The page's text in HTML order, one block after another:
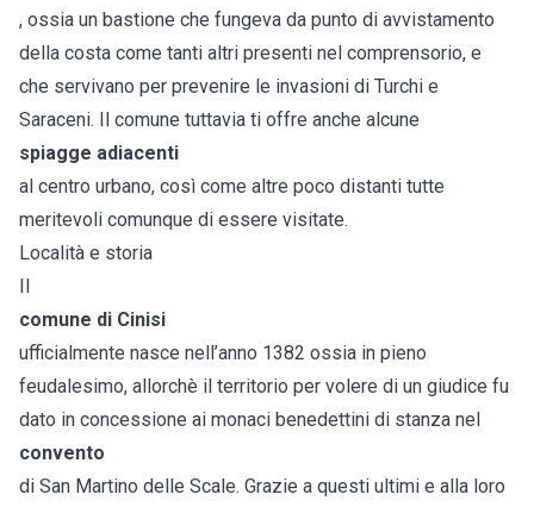
, ossia un bastione che fungeva da punto di avvistamento
della costa come tanti altri presenti nel comprensorio, e
che servivano per prevenire le invasioni di Turchi e
Saraceni. Il comune tuttavia ti offre anche alcune
spiagge adiacenti
al centro urbano, così come altre poco distanti tutte
meritevoli comunque di essere visitate.
Località e storia
comune di Cinisi
ufficialmente nasce nell’anno 1382 ossia in pieno
feudalesimo, allorchè il territorio per volere di un giudice fu
dato in concessione ai monaci benedettini di stanza nel
convento
di San Martino delle Scale. Grazie a questi ultimi e alla loro